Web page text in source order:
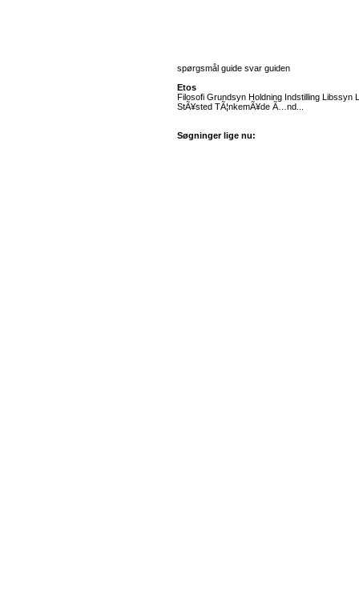
spørgsmål guide svar guiden
Etos
Filosofi Grundsyn Holdning Indstilling Libssyn
StÃ¥sted TÃ¦nkemÃ¥de Ã…nd...
Søgninger lige nu: